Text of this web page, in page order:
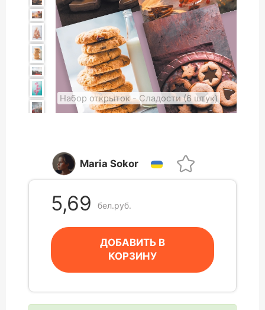
Набор открыток - Сладости (6 штук)
Maria Sokor
5,69 бел.руб.
ДОБАВИТЬ В
КОРЗИНУ